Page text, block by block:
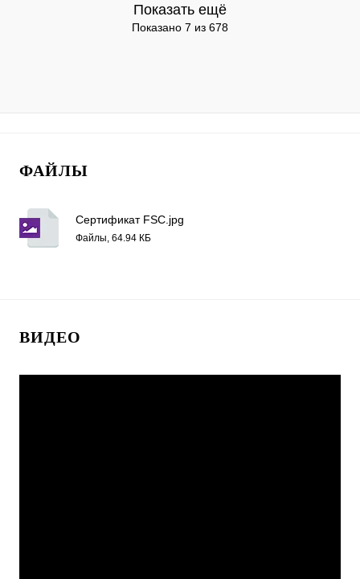
Показать ещё
Показано 7 из 678
ФАЙЛЫ
Сертификат FSC.jpg
Файлы, 64.94 КБ
ВИДЕО